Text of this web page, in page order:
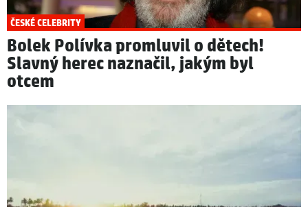
ČESKÉ CELEBRITY
Bolek Polívka promluvil o dětech!
Slavný herec naznačil, jakým byl
otcem